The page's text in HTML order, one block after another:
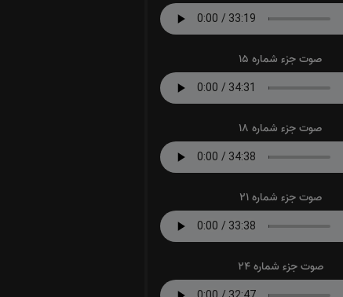
صوت جزء شماره 15
صوت جزء شماره 18
صوت جزء شماره 21
صوت جزء شماره 24